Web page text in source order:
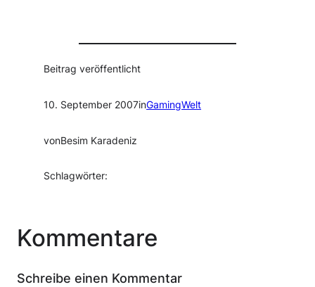
Beitrag veröffentlicht
10. September 2007inGamingWelt
vonBesim Karadeniz
Schlagwörter:
Kommentare
Schreibe einen Kommentar